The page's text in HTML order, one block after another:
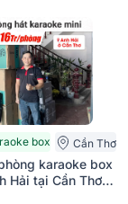
5500)
box Cần Thơ
karaoke box
Hải tại Cần Thơ